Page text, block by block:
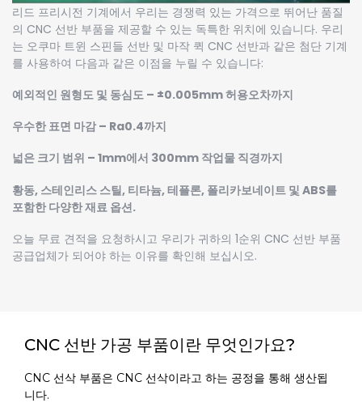
리드 프리시전 기계에서 우리는 경쟁력 있는 가격으로 뛰어난 품질
의 CNC 선반 부품을 제공할 수 있는 독특한 위치에 있습니다. 우리
는 오쿠마 트윈 스핀들 선반 및 마작 퀵 CNC 선반과 같은 첨단 기계
를 사용하여 다음과 같은 이점을 누릴 수 있습니다:
예외적인 원형도 및 동심도 – ±0.005mm 허용오차까지
우수한 표면 마감 – Ra0.4까지
넓은 크기 범위 – 1mm에서 300mm 작업물 직경까지
황동, 스테인리스 스틸, 티타늄, 테플론, 폴리카보네이트 및 ABS를
포함한 다양한 재료 옵션.
오늘 무료 견적을 요청하시고 우리가 귀하의 1순위 CNC 선반 부품
공급업체가 되어야 하는 이유를 확인해 보십시오.
CNC 선반 가공 부품이란 무엇인가요?
CNC 선삭 부품은 CNC 선삭이라고 하는 공정을 통해 생산됩
니다.